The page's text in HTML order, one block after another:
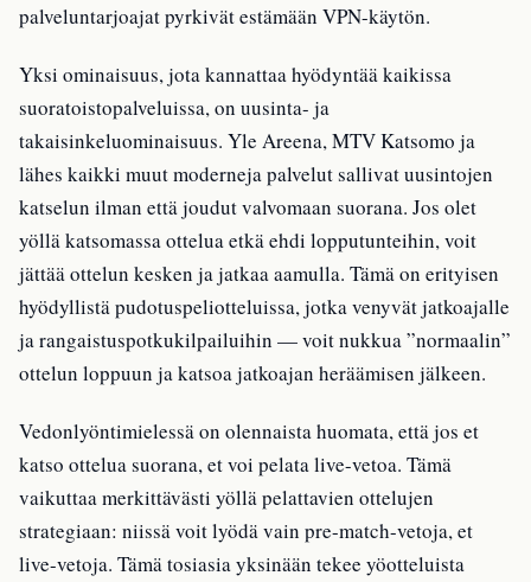
palveluntarjoajat pyrkivät estämään VPN-käytön.
Yksi ominaisuus, jota kannattaa hyödyntää kaikissa
suoratoistopalveluissa, on uusinta- ja
takaisinkeluominaisuus. Yle Areena, MTV Katsomo ja
lähes kaikki muut moderneja palvelut sallivat uusintojen
katselun ilman että joudut valvomaan suorana. Jos olet
yöllä katsomassa ottelua etkä ehdi lopputunteihin, voit
jättää ottelun kesken ja jatkaa aamulla. Tämä on erityisen
hyödyllistä pudotuspeliotteluissa, jotka venyvät jatkoajalle
ja rangaistuspotkukilpailuihin — voit nukkua ”normaalin”
ottelun loppuun ja katsoa jatkoajan heräämisen jälkeen.
Vedonlyöntimielessä on olennaista huomata, että jos et
katso ottelua suorana, et voi pelata live-vetoa. Tämä
vaikuttaa merkittävästi yöllä pelattavien ottelujen
strategiaan: niissä voit lyödä vain pre-match-vetoja, et
live-vetoja. Tämä tosiasia yksinään tekee yöotteluista